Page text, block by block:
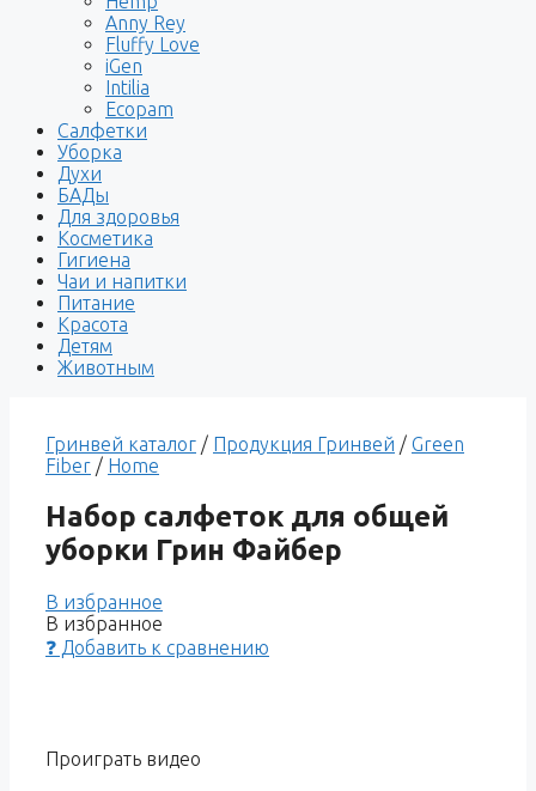
Anny Rey
Fluffy Love
iGen
Intilia
Ecopam
Салфетки
Уборка
Духи
БАДы
Для здоровья
Косметика
Гигиена
Чаи и напитки
Питание
Красота
Детям
Животным
Гринвей каталог / Продукция Гринвей / Green
Fiber / Home
Набор салфеток для общей
уборки Грин Файбер
В избранное
В избранное
❓ Добавить к сравнению
Проиграть видео